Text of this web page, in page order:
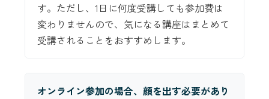
す。ただし、1日に何度受講しても参加費は
変わりませんので、気になる講座はまとめて
受講されることをおすすめします。
オンライン参加の場合、顔を出す必要があり